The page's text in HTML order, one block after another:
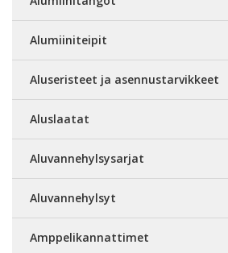
Alumiiniteipit
Aluseristeet ja asennustarvikkeet
Aluslaatat
Aluvannehylsysarjat
Aluvannehylsyt
Amppelikannattimet